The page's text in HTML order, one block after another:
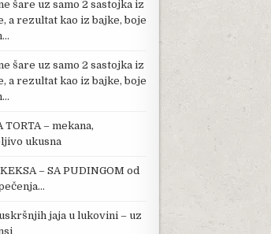
šare uz samo 2 sastojka iz
a rezultat kao iz bajke, boje
šare uz samo 2 sastojka iz
a rezultat kao iz bajke, boje
TORTA – mekana,
ukusna
– SA PUDINGOM od
jaja u lukovini – uz